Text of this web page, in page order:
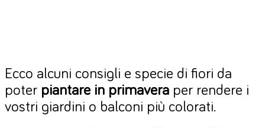
Ecco alcuni consigli e specie di fiori da
poter piantare in primavera per rendere i
vostri giardini o balconi più colorati.